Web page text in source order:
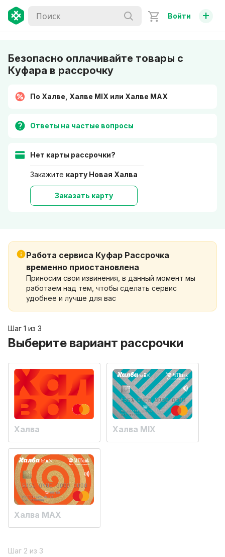
Войти +
Безопасно оплачивайте товары с
Куфара в рассрочку
По Халве, Халве MIX или Халве MAX
Ответы на частые вопросы
Нет карты рассрочки?
Закажите карту Новая Халва
Заказать карту
Работа сервиса Куфар Рассрочка
временно приостановлена
Приносим свои извинения, в данный момент мы
работаем над тем, чтобы сделать сервис
удобнее и лучше для вас
Шаг 1 из 3
Выберите вариант рассрочки
Халва Халва MIX
Халва MAX
Шаг 2 из 3